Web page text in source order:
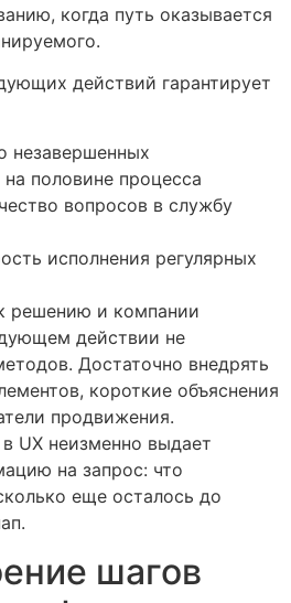
когда путь оказывается
действий гарантирует
незавершенных
половине процесса
вопросов в службу
исполнения регулярных
решению и компании
действии не
Достаточно внедрять
короткие объяснения
продвижения.
UX неизменно выдает
на запрос: что
еще осталось до
шагов